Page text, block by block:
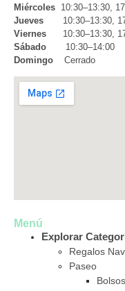
Miércoles 10:30–13:30,
Jueves 10:30–13:30,
Viernes 10:30–13:30,
Sábado
10:30–14:00
Domingo
Cerrado
Menú
Explorar
Regalos
Paseo